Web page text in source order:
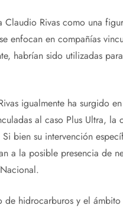
Claudio Rivas como una
enfocan en compañías
habrían sido utilizadas
igualmente ha surgido
al caso Plus Ultra,
bien su intervención
a la posible presencia de
hidrocarburos y el